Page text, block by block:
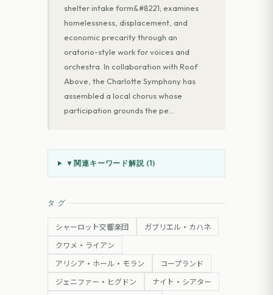
shelter intake form&#8221; examines
homelessness, displacement, and
economic precarity through an
oratorio-style work for voices and
orchestra. In collaboration with Roof
Above, the Charlotte Symphony has
assembled a local chorus whose
participation grounds the pe
▼ 関連キーワード解説 (1)
タグ
シャーロット交響楽団 ガブリエル・カハネ
クワメ・ライアン
アリシア・ホール・モラン コープランド
ジェニファー・ヒグドン ナイト・シアター